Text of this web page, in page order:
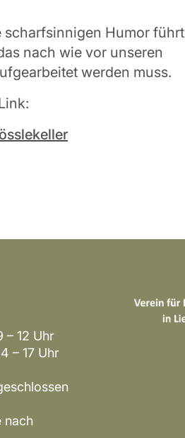
Humor führt
nach wie vor unseren
werden muss.
12 Uhr
Uhr
nach